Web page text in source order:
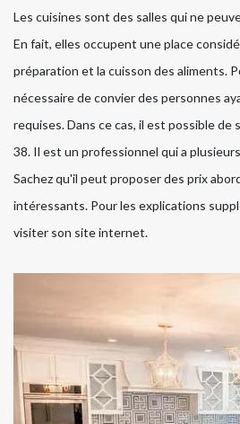
Les cuisines sont des salles qui ne
En fait, elles occupent une place
préparation et la cuisson des aliments.
nécessaire de convier des personnes
requises. Dans ce cas, il est possible de
38. Il est un professionnel qui a
Sachez qu'il peut proposer des prix
intéressants. Pour les explications
visiter son site internet.